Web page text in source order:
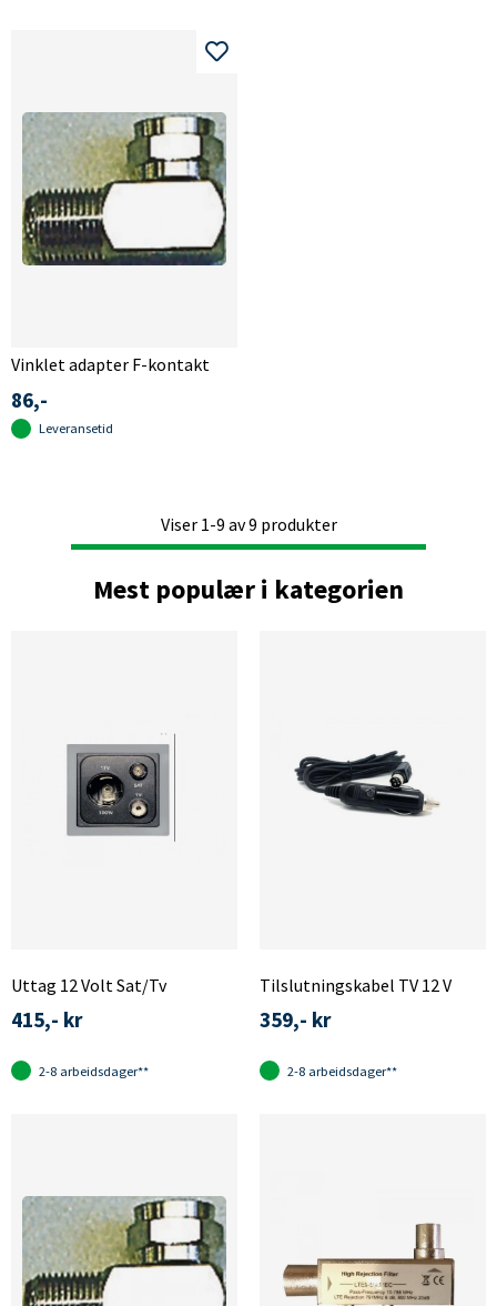
Vinklet adapter F-kontakt
86,-
Leveransetid
Viser 1-9 av9 produkter
Mest populær i kategorien
Uttag 12 Volt Sat/Tv
415,- kr
2-8 arbeidsdager**
Tilslutningskabel TV 12 V
359,- kr
2-8 arbeidsdager**